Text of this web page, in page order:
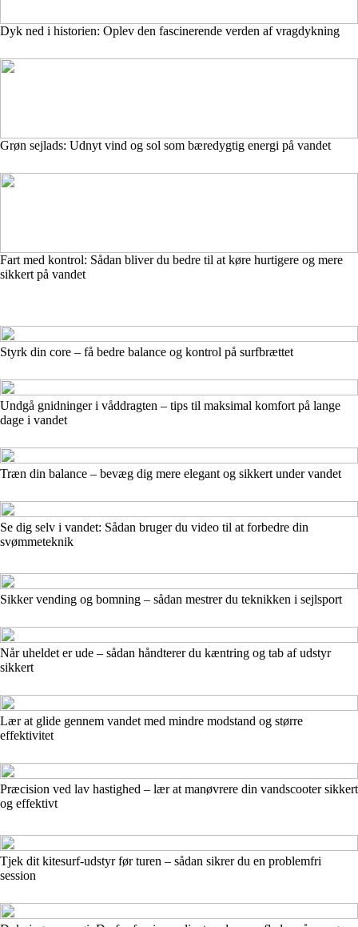
Dyk ned i historien: Oplev den fascinerende verden af vragdykning
Grøn sejlads: Udnyt vind og sol som bæredygtig energi på vandet
Fart med kontrol: Sådan bliver du bedre til at køre hurtigere og mere
sikkert på vandet
Styrk din core – få bedre balance og kontrol på surfbrættet
Undgå gnidninger i våddragten – tips til maksimal komfort på lange
dage i vandet
Træn din balance – bevæg dig mere elegant og sikkert under vandet
Se dig selv i vandet: Sådan bruger du video til at forbedre din
svømmeteknik
Sikker vending og bomning – sådan mestrer du teknikken i sejlsport
Når uheldet er ude – sådan håndterer du kæntring og tab af udstyr
sikkert
Lær at glide gennem vandet med mindre modstand og større
effektivitet
Præcision ved lav hastighed – lær at manøvrere din vandscooter sikkert
og effektivt
Tjek dit kitesurf-udstyr før turen – sådan sikrer du en problemfri
session